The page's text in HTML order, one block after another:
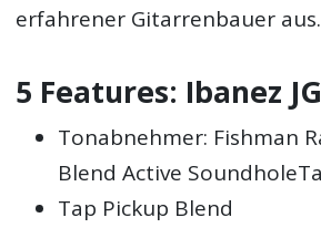
erfahrener Gitarrenbauer aus.
5 Features: Ibanez
Tonabnehmer: Fishman
Blend Active
Tap Pickup Blend